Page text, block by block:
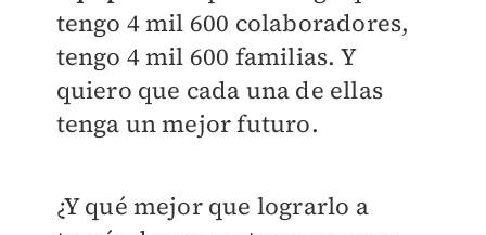
tengo 4 mil 600 colaboradores,
tengo 4 mil 600 familias. Y
quiero que cada una de ellas
tenga un mejor futuro.
¿Y qué mejor que lograrlo a